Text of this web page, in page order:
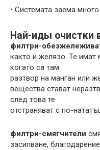
• Системата заема
Най-иды очистки
филтри-
както и желязо. Те имат
когато са там
разтвор на манган или
вещества стават
след това те
отстраняват с по-
филтри-смягчители
засипване,